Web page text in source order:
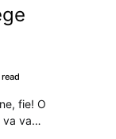
fie! O
va va…